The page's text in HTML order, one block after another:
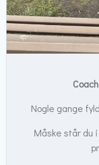
Nogle gange
Måske står du